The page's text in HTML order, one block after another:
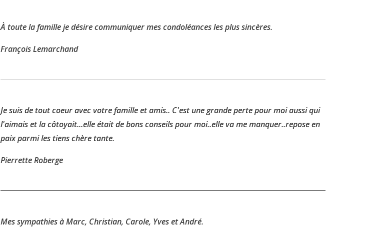
À toute la famille je désire communiquer mes condoléances les plus sincères.
François Lemarchand
Je suis de tout coeur avec votre famille et amis.. C'est une grande perte pour moi aussi qui
l'aimais et la côtoyait...elle était de bons conseils pour moi..elle va me manquer..repose en
paix parmi les tiens chère tante.
Pierrette Roberge
Mes sympathies à Marc, Christian, Carole, Yves et André.